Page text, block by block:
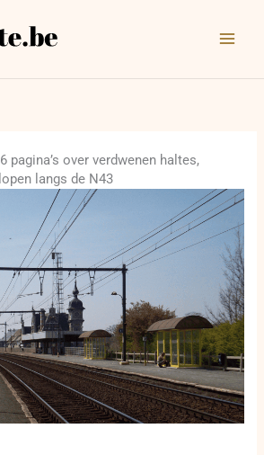
pagina’s over verdwenen haltes,
langs de N43